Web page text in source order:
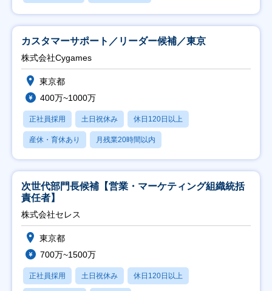
カスタマーサポート／リーダー候補／東京
株式会社Cygames
東京都
400万~1000万
正社員採用 土日祝休み 休日120日以上
産休・育休あり 月残業20時間以内
次世代部門長候補【営業・マーケティング組織統括
責任者】
株式会社セレス
東京都
700万~1500万
正社員採用 土日祝休み 休日120日以上